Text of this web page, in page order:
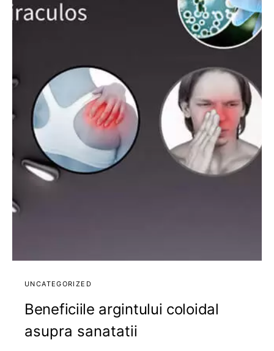
UNCATEGORIZED
Beneficiile argintului coloidal
asupra sanatatii